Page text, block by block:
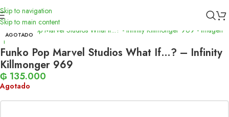
Skip to navigation
Skip to main content
Inicio Funko
AGOTADO
Funko Pop Marvel Studios What If…? – Infinity
Killmonger 969
₲ 135.000
Agotado